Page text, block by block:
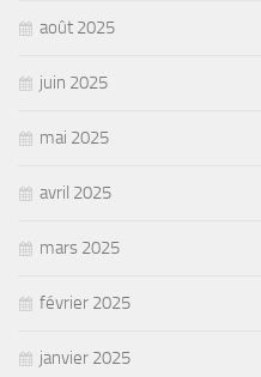
août 2025
juin 2025
mai 2025
avril 2025
mars 2025
février 2025
janvier 2025